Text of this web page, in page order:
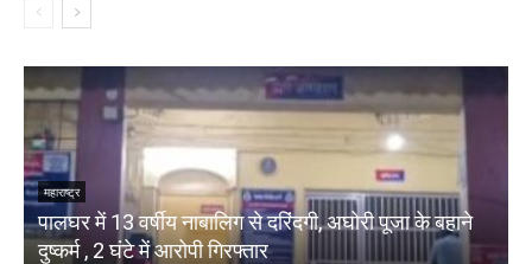
महाराष्ट्र
पालघर में 13 वर्षीय नाबालिग से दरिंदगी, अघोरी पूजा के बहाने
दुष्कर्म , 2 घंटे में आरोपी गिरफ्तार